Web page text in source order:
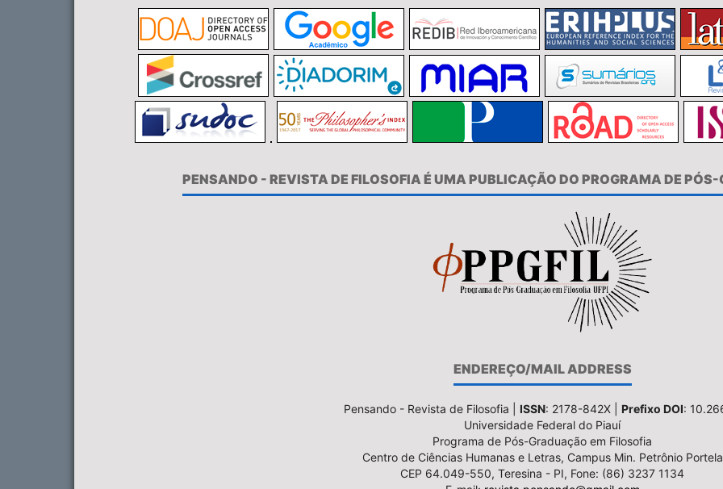
PENSANDO - REVISTA DE FILOSOFIA É UMA PUBLICAÇÃO DO PROGRAMA DE
ENDEREÇO/MAIL ADDRESS
Pensando - Revista de Filosofia | ISSN: 2178-842X | Prefixo DOI:
Universidade Federal do Piauí
Programa de Pós-Graduação em Filosofia
Centro de Ciências Humanas e Letras, Campus Min. Petrônio Portela
CEP 64.049-550, Teresina - PI, Fone: (86) 3237 1134